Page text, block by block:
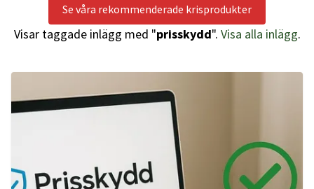
Se våra rekommenderade krisprodukter
Visar taggade inlägg med "prisskydd". Visa alla inlägg.